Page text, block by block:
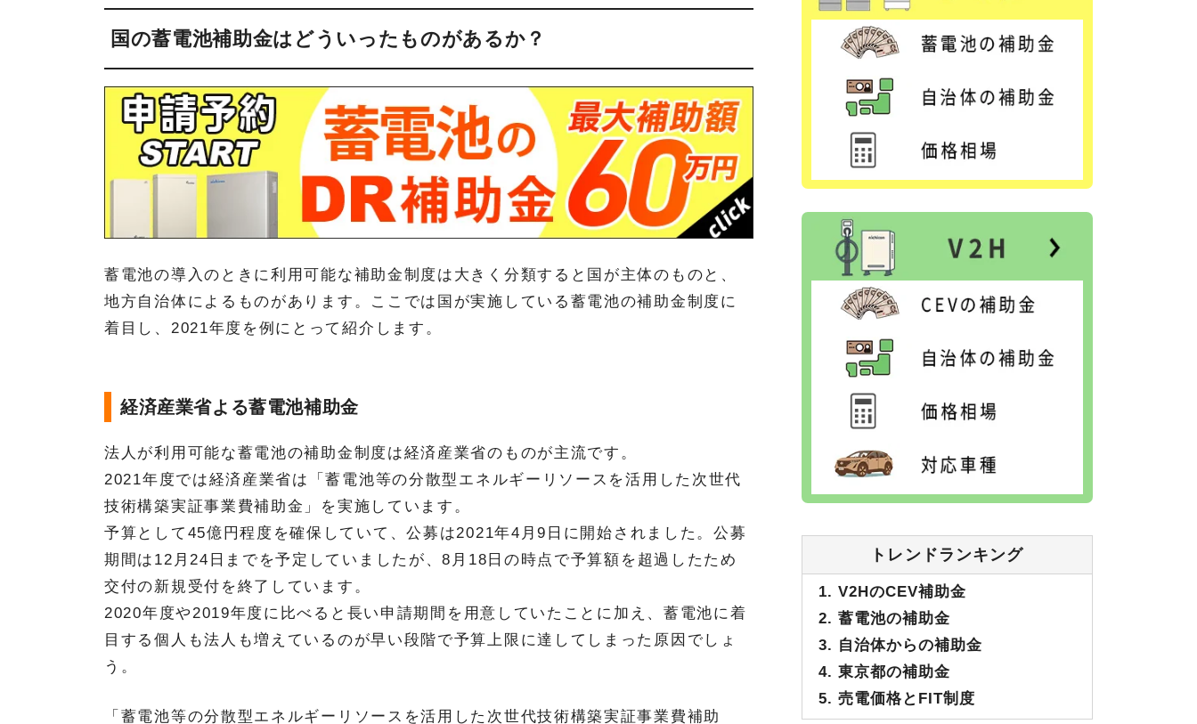
国の蓄電池補助金はどういったものがあるか？
蓄電池の導入のときに利用可能な補助金制度は大きく分類すると国が主体のものと、
地方自治体によるものがあります。ここでは国が実施している蓄電池の補助金制度に
着目し、2021年度を例にとって紹介します。
経済産業省よる蓄電池補助金
法人が利用可能な蓄電池の補助金制度は経済産業省のものが主流です。
2021年度では経済産業省は「蓄電池等の分散型エネルギーリソースを活用した次世代
技術構築実証事業費補助金」を実施しています。
予算として45億円程度を確保していて、公募は2021年4月9日に開始されました。公募
期間は12月24日までを予定していましたが、8月18日の時点で予算額を超過したため
交付の新規受付を終了しています。
2020年度や2019年度に比べると長い申請期間を用意していたことに加え、蓄電池に着
目する個人も法人も増えているのが早い段階で予算上限に達してしまった原因でしょ
う。
「蓄電池等の分散型エネルギーリソースを活用した次世代技術構築実証事業費補助
トレンドランキング
1. V2HのCEV補助金
2. 蓄電池の補助金
3. 自治体からの補助金
4. 東京都の補助金
5. 売電価格とFIT制度